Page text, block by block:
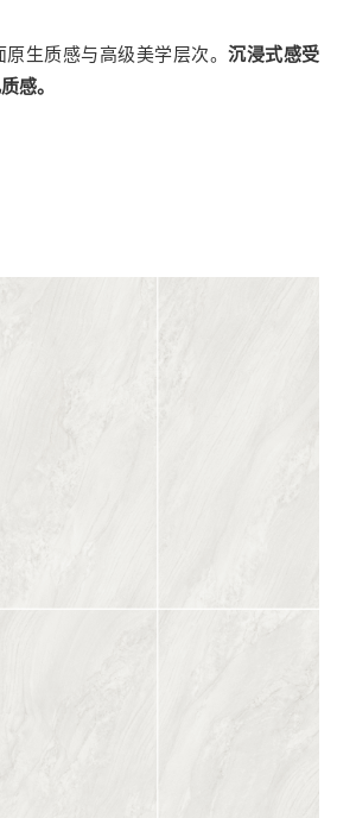
生质感与高级美学层次。 沉浸式感受
感。